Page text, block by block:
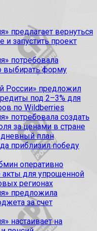
предлагает вернуться
и запустить проект
потребовала
выбирать форму
России» предложил
под 2–3% для
по Wildberries
потребовала создать
за ценами в стране
план
приблизил победу
оперативно
акты для упрощенной
регионах
предложила
за счет
настаивает на